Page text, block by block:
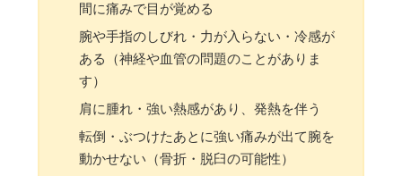
間に痛みで目が覚める
腕や手指のしびれ・力が入らない・冷感が
ある（神経や血管の問題のことがありま
す）
肩に腫れ・強い熱感があり、発熱を伴う
転倒・ぶつけたあとに強い痛みが出て腕を
動かせない（骨折・脱臼の可能性）